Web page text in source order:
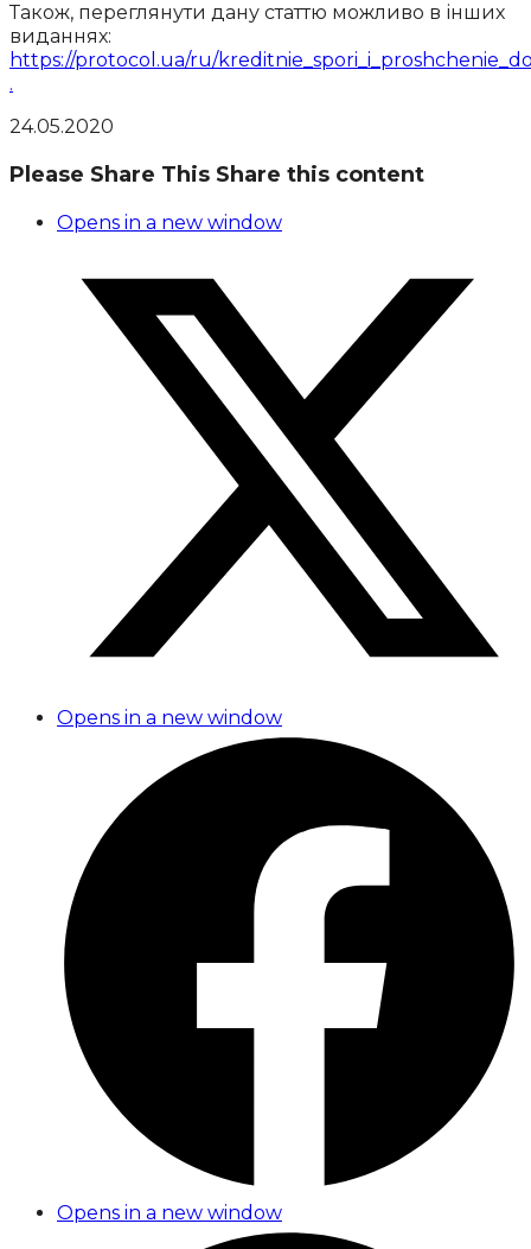
Також, переглянути дану статтю можливо в інших
виданнях:
https://protocol.ua/ru/
.
24.05.2020
Please Share This Share this content
Opens in a new window
Opens in a new window
Opens in a new window